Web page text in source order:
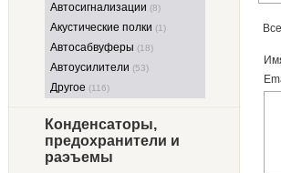
Автосигнализации (8)
Акустические полки (1)
Автосабвуферы (18)
Автоусилители (53)
Другое (116)
Конденсаторы,
предохранители и
раэъемы